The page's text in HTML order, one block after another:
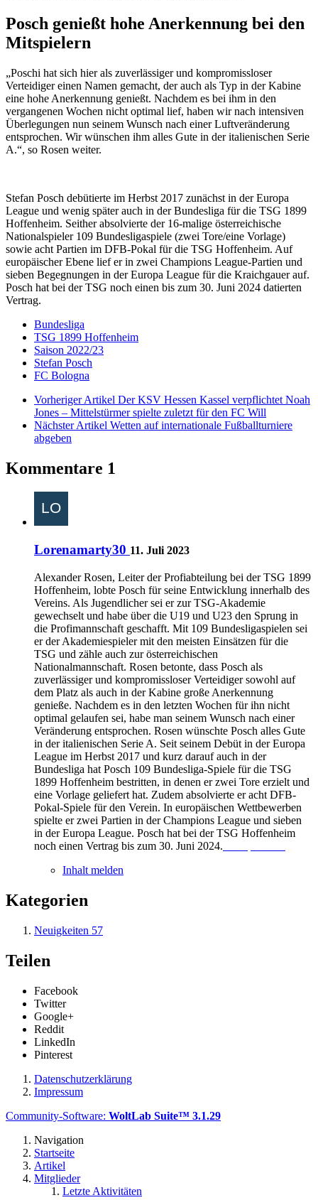
Posch genießt hohe Anerkennung bei den
Mitspielern
„Poschi hat sich hier als zuverlässiger und kompromissloser
Verteidiger einen Namen gemacht, der auch als Typ in der Kabine
eine hohe Anerkennung genießt. Nachdem es bei ihm in den
vergangenen Wochen nicht optimal lief, haben wir nach intensiven
Überlegungen nun seinem Wunsch nach einer Luftveränderung
entsprochen. Wir wünschen ihm alles Gute in der italienischen Serie
A.“, so Rosen weiter.
Stefan Posch debütierte im Herbst 2017 zunächst in der Europa
League und wenig später auch in der Bundesliga für die TSG 1899
Hoffenheim. Seither absolvierte der 16-malige österreichische
Nationalspieler 109 Bundesligaspiele (zwei Tore/eine Vorlage)
sowie acht Partien im DFB-Pokal für die TSG Hoffenheim. Auf
europäischer Ebene lief er in zwei Champions League-Partien und
sieben Begegnungen in der Europa League für die Kraichgauer auf.
Posch hat bei der TSG noch einen bis zum 30. Juni 2024 datierten
Vertrag.
Bundesliga
TSG 1899 Hoffenheim
Saison 2022/23
Stefan Posch
FC Bologna
Vorheriger Artikel Der KSV Hessen Kassel verpflichtet Noah
Jones – Mittelstürmer spielte zuletzt für den FC Will
Nächster Artikel Wetten auf internationale Fußballturniere
abgeben
Kommentare 1
Lorenamarty30 11. Juli 2023
Alexander Rosen, Leiter der Profiabteilung bei der TSG 1899
Hoffenheim, lobte Posch für seine Entwicklung innerhalb des
Vereins. Als Jugendlicher sei er zur TSG-Akademie
gewechselt und habe über die U19 und U23 den Sprung in
die Profimannschaft geschafft. Mit 109 Bundesligaspielen sei
er der Akademiespieler mit den meisten Einsätzen für die
TSG und zähle auch zur österreichischen
Nationalmannschaft. Rosen betonte, dass Posch als
zuverlässiger und kompromissloser Verteidiger sowohl auf
dem Platz als auch in der Kabine große Anerkennung
genieße. Nachdem es in den letzten Wochen für ihn nicht
optimal gelaufen sei, habe man seinem Wunsch nach einer
Veränderung entsprochen. Rosen wünschte Posch alles Gute
in der italienischen Serie A. Seit seinem Debüt in der Europa
League im Herbst 2017 und kurz darauf auch in der
Bundesliga hat Posch 109 Bundesliga-Spiele für die TSG
1899 Hoffenheim bestritten, in denen er zwei Tore erzielt und
eine Vorlage geliefert hat. Zudem absolvierte er acht DFB-
Pokal-Spiele für den Verein. In europäischen Wettbewerben
spielte er zwei Partien in der Champions League und sieben
in der Europa League. Posch hat bei der TSG Hoffenheim
noch einen Vertrag bis zum 30. Juni 2024.
Inhalt melden
Kategorien
Neuigkeiten 57
Teilen
Facebook
Twitter
Google+
Reddit
LinkedIn
Pinterest
Datenschutzerklärung
Impressum
Community-Software: WoltLab Suite™ 3.1.29
Navigation
Startseite
Artikel
Mitglieder
Letzte Aktivitäten